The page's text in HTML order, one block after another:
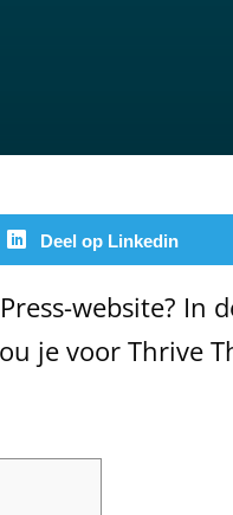
Deel op Linkedin
website? In
je voor Thrive